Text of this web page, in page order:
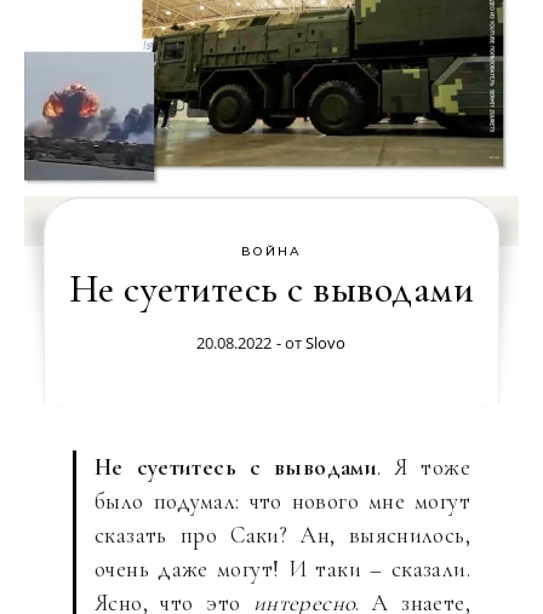
ВОЙНА
Не суетитесь с выводами
20.08.2022 - отSlovo
Не суетитесь с выводами. Я тоже
было подумал: что нового мне могут
сказать про Саки? Ан, выяснилось,
очень даже могут! И таки – сказали.
Ясно, что это интересно. А знаете,